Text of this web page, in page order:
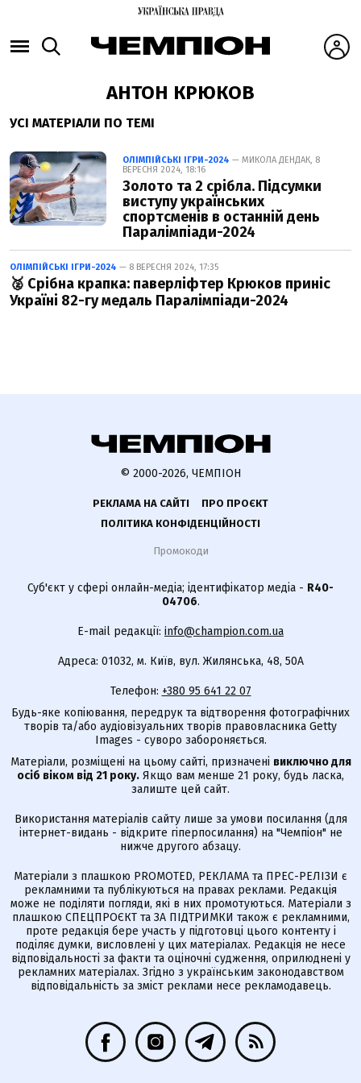
АНТОН КРЮКОВ
УСІ МАТЕРІАЛИ ПО ТЕМІ
ОЛІМПІЙСЬКІ ІГРИ-2024 — МИКОЛА ДЕНДАК, 8
ВЕРЕСНЯ 2024, 18:16
Золото та 2 срібла. Підсумки
виступу українських
спортсменів в останній день
Паралімпіади-2024
ОЛІМПІЙСЬКІ ІГРИ-2024 — 8 ВЕРЕСНЯ 2024, 17:35
🥈 Срібна крапка: паверліфтер Крюков приніс
Україні 82-гу медаль Паралімпіади-2024
© 2000-2026, ЧЕМПІОН
РЕКЛАМА НА САЙТІ
ПРО ПРОЄКТ
ПОЛІТИКА КОНФІДЕНЦІЙНОСТІ
Промокоди
Суб'єкт у сфері онлайн-медіа; ідентифікатор медіа - R40-
04706.
E-mail редакції: info@champion.com.ua
Адреса: 01032, м. Київ, вул. Жилянська, 48, 50А
Телефон: +380 95 641 22 07
Будь-яке копіювання, передрук та відтворення фотографічних
творів та/або аудіовізуальних творів правовласника Getty
Images - суворо забороняється.
Матеріали, розміщені на цьому сайті, призначені виключно для
осіб віком від 21 року. Якщо вам менше 21 року, будь ласка,
залиште цей сайт.
Використання матеріалів сайту лише за умови посилання (для
інтернет-видань - відкрите гіперпосилання) на "Чемпіон" не
нижче другого абзацу.
Матеріали з плашкою PROMOTED, РЕКЛАМА та ПРЕС-РЕЛІЗИ є
рекламними та публікуються на правах реклами. Редакція
може не поділяти погляди, які в них промотуються. Матеріали з
плашкою СПЕЦПРОЄКТ та ЗА ПІДТРИМКИ також є рекламними,
проте редакція бере участь у підготовці цього контенту і
поділяє думки, висловлені у цих матеріалах. Редакція не несе
відповідальності за факти та оціночні судження, оприлюднені у
рекламних матеріалах. Згідно з українським законодавством
відповідальність за зміст реклами несе рекламодавець.